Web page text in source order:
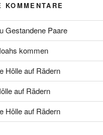
KOMMENTARE
Gestandene Paare
kommen
Hölle auf Rädern
auf Rädern
Hölle auf Rädern